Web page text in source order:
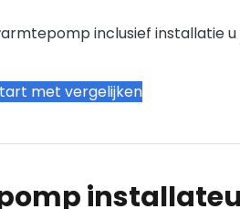
inclusief installatie
met vergelijken